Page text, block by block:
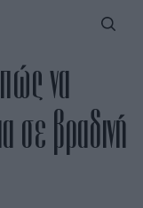
να
σε βραδινή